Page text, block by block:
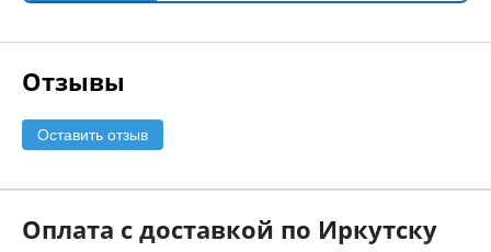
Отзывы
Оставить отзыв
Оплата с доставкой по Иркутску